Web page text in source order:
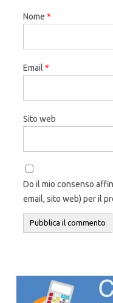
Nome *
Email *
Sito web
Do il mio consenso
email, sito web) per il